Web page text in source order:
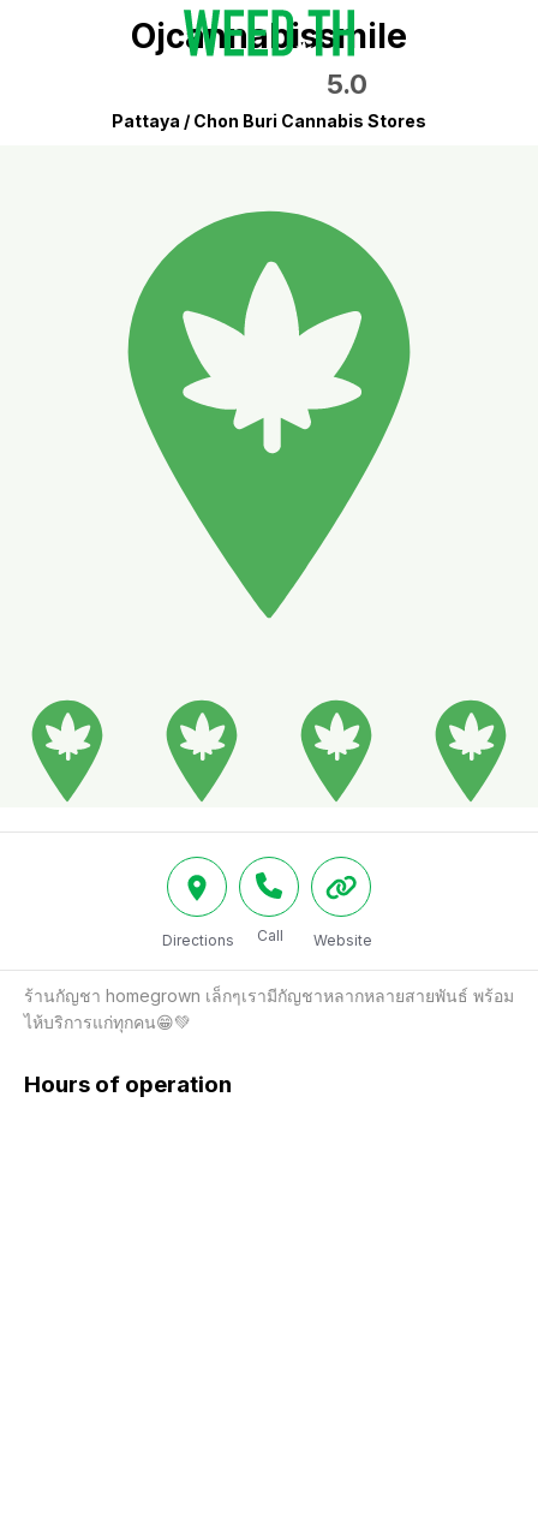
Ojcannabissmile
5.0
Pattaya / Chon Buri Cannabis Stores
Directions Call Website
ร้านกัญชา homegrown เล็กๆเรามีกัญชาหลากหลายสายพันธ์ พร้อม
ไห้บริการแก่ทุกคน😁💚
Hours of operation